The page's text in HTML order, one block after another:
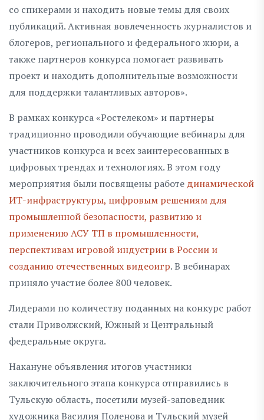
со спикерами и находить новые темы для своих
публикаций. Активная вовлеченность журналистов и
блогеров, регионального и федерального жюри, а
также партнеров конкурса помогает развивать
проект и находить дополнительные возможности
для поддержки талантливых авторов».
В рамках конкурса «Ростелеком» и партнеры
традиционно проводили обучающие вебинары для
участников конкурса и всех заинтересованных в
цифровых трендах и технологиях. В этом году
мероприятия были посвящены работе динамической
ИТ-инфраструктуры, цифровым решениям для
промышленной безопасности, развитию и
применению АСУ ТП в промышленности,
перспективам игровой индустрии в России и
созданию отечественных видеоигр. В вебинарах
приняло участие более 800 человек.
Лидерами по количеству поданных на конкурс работ
стали Приволжский, Южный и Центральный
федеральные округа.
Накануне объявления итогов участники
заключительного этапа конкурса отправились в
Тульскую область, посетили музей-заповедник
художника Василия Поленова и Тульский музей